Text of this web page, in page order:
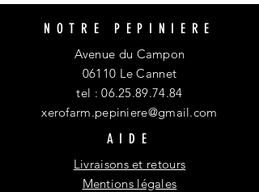
NOTRE PEPINIERE
Avenue du Campon
06110 Le Cannet
tel :06.25.89.74.84
xerofarm.pepiniere@gmail.com
AIDE
Livraisons et retours
Mentions légales